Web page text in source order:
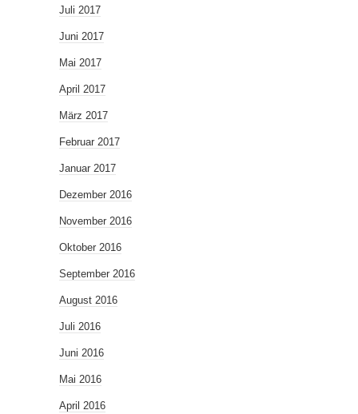
Juli 2017
Juni 2017
Mai 2017
April 2017
März 2017
Februar 2017
Januar 2017
Dezember 2016
November 2016
Oktober 2016
September 2016
August 2016
Juli 2016
Juni 2016
Mai 2016
April 2016